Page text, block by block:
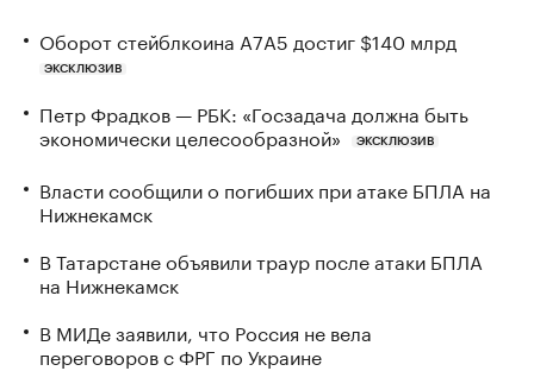
Оборот стейблкоина А7А5 достиг $140 млрд
ЭКСКЛЮЗИВ
Петр Фрадков — РБК: «Госзадача должна быть
экономически целесообразной»
ЭКСКЛЮЗИВ
Власти сообщили о погибших при атаке БПЛА на
Нижнекамск
В Татарстане объявили траур после атаки БПЛА
на Нижнекамск
В МИДе заявили, что Россия не вела
переговоров с ФРГ по Украине